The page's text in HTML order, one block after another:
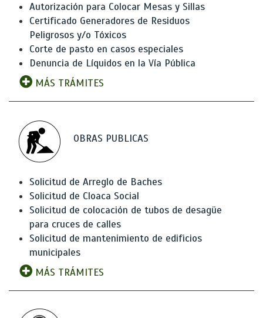
Autorización para Colocar Mesas y Sillas
Certificado Generadores de Residuos
Peligrosos y/o Tóxicos
Corte de pasto en casos especiales
Denuncia de Líquidos en la Vía Pública
MÁS TRÁMITES
OBRAS PUBLICAS
Solicitud de Arreglo de Baches
Solicitud de Cloaca Social
Solicitud de colocación de tubos de desagüe
para cruces de calles
Solicitud de mantenimiento de edificios
municipales
MÁS TRÁMITES